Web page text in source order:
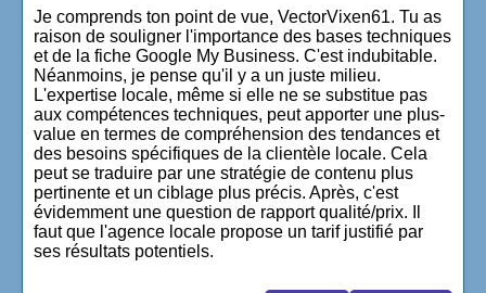
Je comprends ton point de vue, VectorVixen61. Tu as
raison de souligner l'importance des bases techniques
et de la fiche Google My Business. C'est indubitable.
Néanmoins, je pense qu'il y a un juste milieu.
L'expertise locale, même si elle ne se substitue pas
aux compétences techniques, peut apporter une plus-
value en termes de compréhension des tendances et
des besoins spécifiques de la clientèle locale. Cela
peut se traduire par une stratégie de contenu plus
pertinente et un ciblage plus précis. Après, c'est
évidemment une question de rapport qualité/prix. Il
faut que l'agence locale propose un tarif justifié par
ses résultats potentiels.